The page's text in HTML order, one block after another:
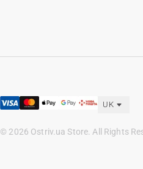
UK
© 2026 Ostriv.ua Store. All Rights